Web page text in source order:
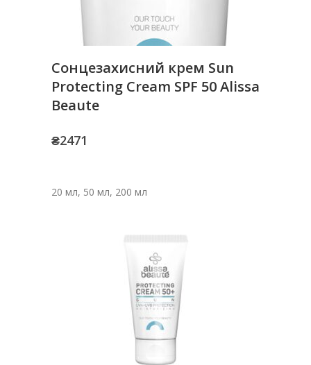
Сонцезахисний крем Sun
Protecting Cream SPF 50 Alissa
Beaute
₴2471
20 мл, 50 мл, 200 мл